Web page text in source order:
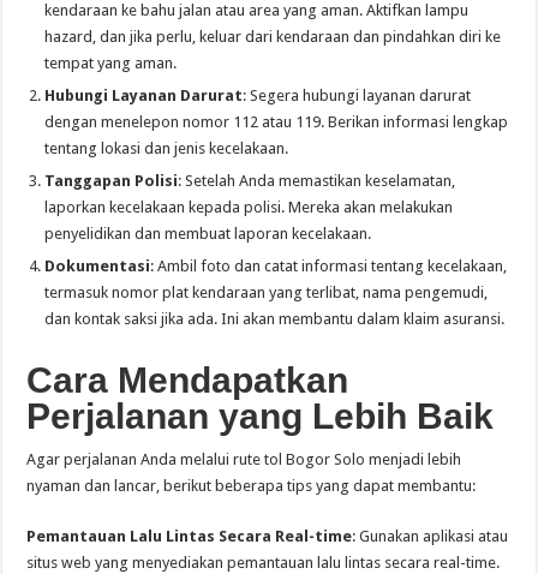
kendaraan ke bahu jalan atau area yang aman. Aktifkan lampu
hazard, dan jika perlu, keluar dari kendaraan dan pindahkan diri ke
tempat yang aman.
Hubungi Layanan Darurat: Segera hubungi layanan darurat
dengan menelepon nomor 112 atau 119. Berikan informasi lengkap
tentang lokasi dan jenis kecelakaan.
Tanggapan Polisi: Setelah Anda memastikan keselamatan,
laporkan kecelakaan kepada polisi. Mereka akan melakukan
penyelidikan dan membuat laporan kecelakaan.
Dokumentasi: Ambil foto dan catat informasi tentang kecelakaan,
termasuk nomor plat kendaraan yang terlibat, nama pengemudi,
dan kontak saksi jika ada. Ini akan membantu dalam klaim asuransi.
Cara Mendapatkan
Perjalanan yang Lebih Baik
Agar perjalanan Anda melalui rute tol Bogor Solo menjadi lebih
nyaman dan lancar, berikut beberapa tips yang dapat membantu:
Pemantauan Lalu Lintas Secara Real-time: Gunakan aplikasi atau
situs web yang menyediakan pemantauan lalu lintas secara real-time.